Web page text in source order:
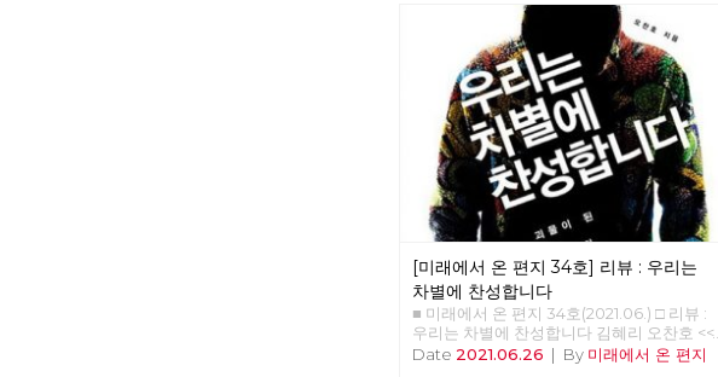
께 걸었고, 망우산이나 도봉산 구간에서는 오
기만, 함세덕, 최서해, 이재유 그리고 전태일
열사의 흔적을 찾았다. 5월 말에 출발한 경계
사진의 길은 얼마가지 않아 여름을 맞이했다.
7월, 예정대로라면 광나루에서 한강을 건너
야 했지만, 폭염을 피하기 위해 북한산의 숲
길부터 걷기로 경로를 변경했다. 가을까지 북
한산에서 보내고, 초겨울 다시 광나루에서 한
강을 건넜다. 혹한이 거셌던 2021년 1월, 중대
재해기업처벌법 제정을 요구하며 국회 앞에
서 단식투쟁을 이어가던 무렵에는 여의도 샛
강을 따라 한국 정치의 경계, 국회의사당 주
변을 걷기도 했다. 사실 경계사진의 목표는
지리적 경계를 넘어 정치적 경계를 확인하고
그 경계를 넘어서는 것이었으니, 국회 담장이
야말로 노동자 민중이 넘어야 할 가장 멀고
높은 경계였다. 관악산에서 진달래꽃과 함
께 봄을 맞이한 후 안양천과 한강을 건너고
여름에 다시 북한산에 들어섰다. 그리고 6월
서 온난화와 기후 변화가 더욱 크게 일어날
수 있다는 것이다. 10만 년 전부터 기후 변화
의 폭을 보면 섭씨 평균 8~10도 정도다. 기온
이 낮을 때는 빙하기, 높을 때는 간빙기라 하
는데 지금은 간빙기보다도 온도가 높다. 온도
변화에서 중요한 건 변화의 속도다. 몇만 년
동안 변하는 것은 문제가 없다. 그러나 산업
혁명 이후 200년 동안 1도가 변했다는 것은
생태계에 대단한 충격이다. 10만 년 전부터
현생인류가 지구상에 살았다. 현생인류는 우
리와 같은 유전자와 신체구조를 가지고 있다.
수렵 채집 생활을 한 것은 머리가 나빠서가
문이다. 12,000년 전부터 기온이 올라가면서
꾸준히 온화한 기온이 유지되고 있다. 몇 가
지 변화가 일어났다. 빙하가 녹고 해수면이
상승해 지금과 같은 대륙 모양이 생겨났다.
빙하가 녹은 물이 비옥한 땅, 이를테면 삼각
주를 형성했다. 농경 생활의 시작을 추동한
[미래에서 온 편지 34호] 리뷰 : 우리는
차별에 찬성합니다
■ 미래에서 온 편지 34호(2021.06.) □ 리뷰 :
우리는 차별에 찬성합니다 김혜리 오찬호 <<
우리는 차별에 찬성합니다>> (개마고원,
Date 2021.06.26 | By 미래에서 온 편지